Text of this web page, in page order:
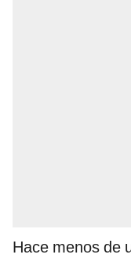
Hace menos de